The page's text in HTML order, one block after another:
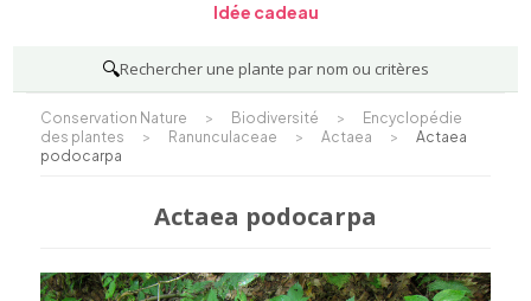
Idée cadeau
🔍Rechercher une plante par nom ou critères
Conservation Nature > Biodiversité >
Encyclopédie
des plantes
> Ranunculaceae > Actaea >
Actaea
podocarpa
Actaea podocarpa